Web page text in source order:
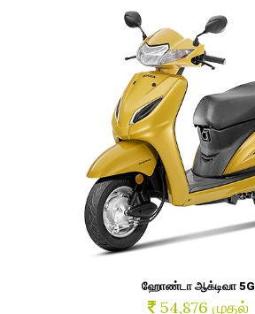
ஹோண்டா ஆக்டிவா 5G
54,876 முதல்